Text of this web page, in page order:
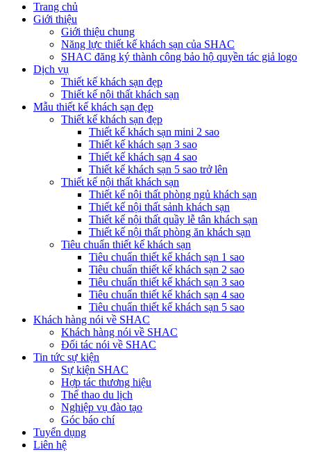
Trang chủ
Giới thiệu
Giới thiệu chung
Năng lực thiết kế khách sạn của SHAC
SHAC đăng ký thành công bảo hộ quyền tác giả logo
Dịch vụ
Thiết kế khách sạn đẹp
Thiết kế nội thất khách sạn
Mẫu thiết kế khách sạn đẹp
Thiết kế khách sạn đẹp
Thiết kế khách sạn mini 2 sao
Thiết kế khách sạn 3 sao
Thiết kế khách sạn 4 sao
Thiết kế khách sạn 5 sao trở lên
Thiết kế nội thất khách sạn
Thiết kế nội thất phòng ngủ khách sạn
Thiết kế nội thất sảnh khách sạn
Thiết kế nội thất quầy lễ tân khách sạn
Thiết kế nội thất phòng ăn khách sạn
Tiêu chuẩn thiết kế khách sạn
Tiêu chuẩn thiết kế khách sạn 1 sao
Tiêu chuẩn thiết kế khách sạn 2 sao
Tiêu chuẩn thiết kế khách sạn 3 sao
Tiêu chuẩn thiết kế khách sạn 4 sao
Tiêu chuẩn thiết kế khách sạn 5 sao
Khách hàng nói về SHAC
Khách hàng nói về SHAC
Đối tác nói về SHAC
Tin tức sự kiện
Sự kiện SHAC
Hợp tác thương hiệu
Thể thao du lịch
Nghiệp vụ đào tạo
Góc báo chí
Tuyển dụng
Liên hệ